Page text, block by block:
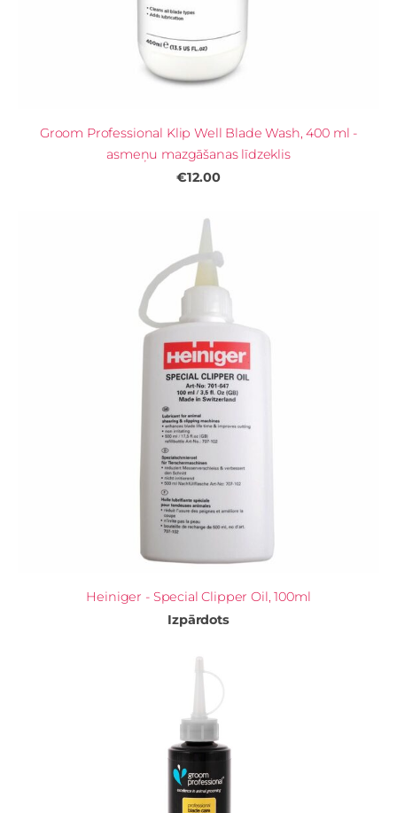
Groom Professional Klip Well Blade Wash, 400 ml -
asmeņu mazgāšanas līdzeklis
€12.00
Heiniger - Special Clipper Oil, 100ml
Izpārdots